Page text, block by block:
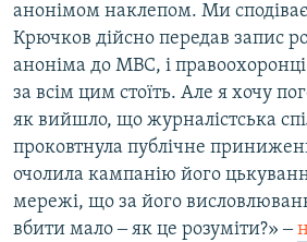
анонімом наклепом. Ми
Крючков дійсно передав запис
аноніма до МВС, і
за всім цим стоїть. Але я хочу
як вийшло, що журналістська
проковтнула публічне
очолила кампанію його
мережі, що за його
вбити мало ‒ як це розуміти?» ‒